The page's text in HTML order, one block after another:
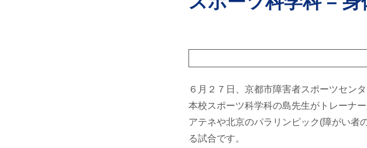
６月２７日、京都市障害者スポーツセン
本校スポーツ科学科の島先生がトレーナ
アテネや北京のパラリンピック(障がい者
る試合です。